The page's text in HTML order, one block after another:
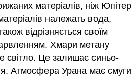
матеріалів, ніж Юпітер
належать вода,
відрізняється своїм
Хмари метану
світло. Це залишає синьо-
Атмосфера Урана має смуги